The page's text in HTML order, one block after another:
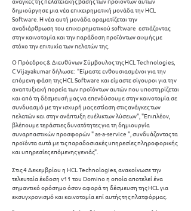
δημιούργησε μια νέα επιχειρηματική μονάδα την HCL
Software. Η νέα αυτή μονάδα οραματίζεται την
αναδιάρθρωση του επιχειρηματικού software εστιάζοντας
στην καινοτομία και την παράδοση προϊόντων αιχμής με
στόχο την επιτυχία των πελατών της.
Ο Πρόεδρος & Διευθύνων Σύμβουλος της HCL Technologies,
C Vijayakumar δήλωσε: "Είμαστε ενθουσιασμένοι για την
επόμενη φάση της HCL Software και είμαστε σίγουροι για την
αναπτυξιακή πορεία των προϊόντων αυτών που υποστηρίζεται
και από τη δέσμευσή μας να επενδύσουμε στην καινοτομία σε
συνδυασμό με την ισχυρή μας εστίαση στις ανάγκες των
πελατών και στην ανάπτυξη ευέλικτων λύσεων", "Επιπλέον,
βλέπουμε τεράστιες δυνατότητες για τη δημιουργία
συναρπαστικών προσφορών " as-a-service ", συνδυάζοντας τα
προϊόντα αυτά με τις παραδοσιακές υπηρεσίες πληροφορικής
και υπηρεσίες επόμενης γενιάς".
Στις 4 Δεκεμβρίου η HCL Technologies, ανακοίνωσε την
τελευταία έκδοση v11 του Domino η οποία αποτελεί ένα
σημαντικό ορόσημο όσον αφορά τη δέσμευση της HCL για
εκσυγχρονισμό και καινοτομία επί αυτής της πλατφόρμας.